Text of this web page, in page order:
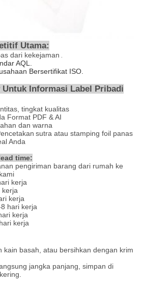
Utama:
dari kekejaman .
AQL.
Bersertifikat ISO.
Untuk Informasi Label Pribadi
tingkat kualitas
Format PDF & AI
dan warna
sutra atau stamping foil panas
Anda
time:
pengiriman barang dari rumah ke
kerja
kerja
kerja
hari kerja
kerja
kerja
kain basah, atau bersihkan dengan krim
jangka panjang, simpan di